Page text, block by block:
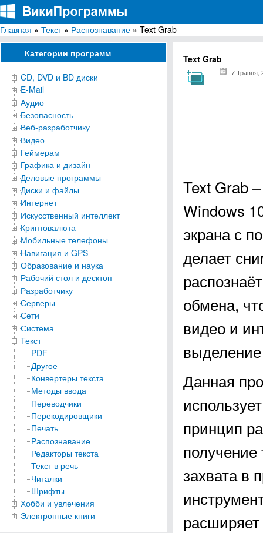
ВикиПрограммы
Энциклопедия бесплатных компьютерных программ для Windows
Главная » Текст» Распознавание » Text Grab
Категории программ
CD, DVD и BD диски
E-Mail
Аудио
Безопасность
Веб-разработчику
Видео
Геймерам
Графика и дизайн
Деловые программы
Диски и файлы
Интернет
Искусственный интеллект
Криптовалюта
Мобильные телефоны
Навигация и GPS
Образование и наука
Рабочий стол и десктоп
Разработчику
Серверы
Сети
Система
Текст
PDF
Другое
Конвертеры текста
Методы ввода
Переводчики
Перекодировщики
Печать
Распознавание
Редакторы текста
Текст в речь
Читалки
Шрифты
Хобби и увлечения
Электронные книги
Text Grab
7 Травня,
Text Grab
Windows
экрана с
делает
обмена,
видео и
Данная
принцип
захвата в